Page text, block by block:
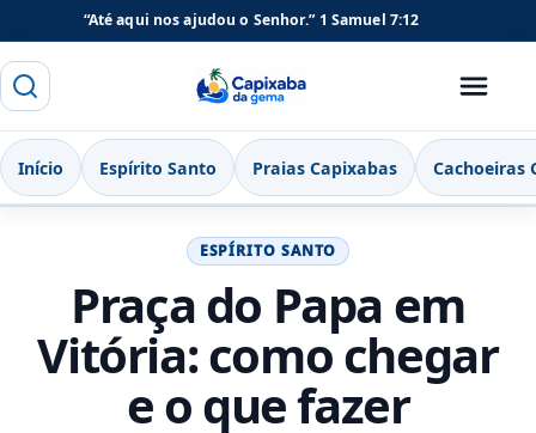
“Até aqui nos ajudou o Senhor.” 1 Samuel 7:12
Buscar Capixaba da Gema
Menu
Início Espírito Santo Praias Capixabas Cachoeiras
ESPÍRITO SANTO
Praça do Papa em
Vitória: como chegar
e o que fazer